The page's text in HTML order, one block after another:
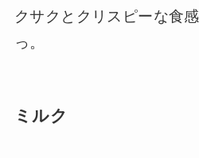
クサクとクリスピーな食
っ。
ミルク